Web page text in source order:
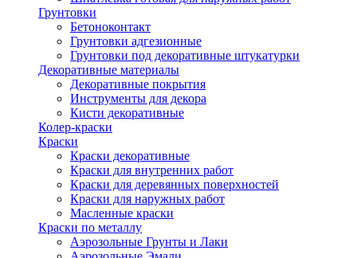
Грунтовки
Бетоноконтакт
Грунтовки адгезионные
Грунтовки под декоративные штукатурки
Декоративные материалы
Декоративные покрытия
Инструменты для декора
Кисти декоративные
Колер-краски
Краски
Краски декоративные
Краски для внутренних работ
Краски для деревянных поверхностей
Краски для наружных работ
Масленные краски
Краски по металлу
Аэрозольные Грунты и Лаки